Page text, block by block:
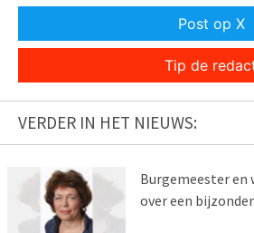
Post op X
Tip de
VERDER IN HET NIEUWS:
Burgemeester
over een